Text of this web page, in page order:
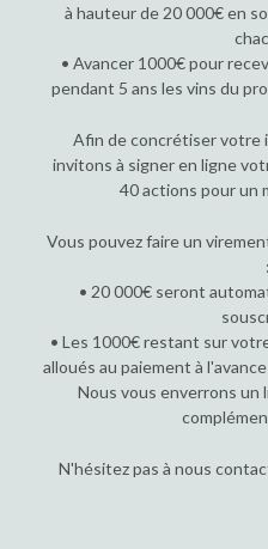
à hauteur de 20 000€ en
• Avancer 1000€ pour
pendant 5 ans les vins du
Afin de concrétiser votre
invitons à signer en ligne
40 actions pour un
Vous pouvez faire un
:
• 20 000€ seront
• Les 1000€ restant sur
alloués au paiement à
Nous vous enverrons un
N'hésitez pas à nous